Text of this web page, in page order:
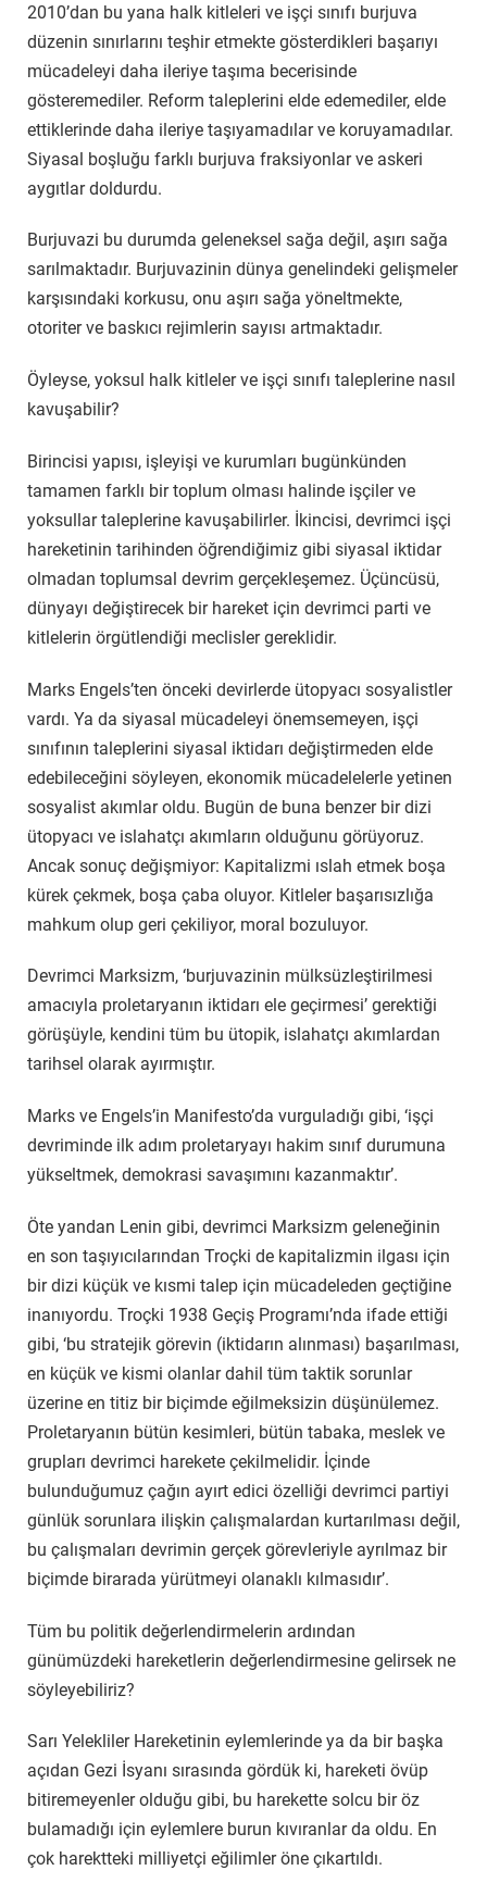
2010’dan bu yana halk kitleleri ve işçi sınıfı burjuva
düzenin sınırlarını teşhir etmekte gösterdikleri başarıyı
mücadeleyi daha ileriye taşıma becerisinde
gösteremediler. Reform taleplerini elde edemediler, elde
ettiklerinde daha ileriye taşıyamadılar ve koruyamadılar.
Siyasal boşluğu farklı burjuva fraksiyonlar ve askeri
aygıtlar doldurdu.
Burjuvazi bu durumda geleneksel sağa değil, aşırı sağa
sarılmaktadır. Burjuvazinin dünya genelindeki gelişmeler
karşısındaki korkusu, onu aşırı sağa yöneltmekte,
otoriter ve baskıcı rejimlerin sayısı artmaktadır.
Öyleyse, yoksul halk kitleler ve işçi sınıfı taleplerine nasıl
kavuşabilir?
Birincisi yapısı, işleyişi ve kurumları bugünkünden
tamamen farklı bir toplum olması halinde işçiler ve
yoksullar taleplerine kavuşabilirler. İkincisi, devrimci işçi
hareketinin tarihinden öğrendiğimiz gibi siyasal iktidar
olmadan toplumsal devrim gerçekleşemez. Üçüncüsü,
dünyayı değiştirecek bir hareket için devrimci parti ve
kitlelerin örgütlendiği meclisler gereklidir.
Marks Engels’ten önceki devirlerde ütopyacı sosyalistler
vardı. Ya da siyasal mücadeleyi önemsemeyen, işçi
sınıfının taleplerini siyasal iktidarı değiştirmeden elde
edebileceğini söyleyen, ekonomik mücadelelerle yetinen
sosyalist akımlar oldu. Bugün de buna benzer bir dizi
ütopyacı ve islahatçı akımların olduğunu görüyoruz.
Ancak sonuç değişmiyor: Kapitalizmi ıslah etmek boşa
kürek çekmek, boşa çaba oluyor. Kitleler başarısızlığa
mahkum olup geri çekiliyor, moral bozuluyor.
Devrimci Marksizm, ‘burjuvazinin mülksüzleştirilmesi
amacıyla proletaryanın iktidarı ele geçirmesi’ gerektiği
görüşüyle, kendini tüm bu ütopik, islahatçı akımlardan
tarihsel olarak ayırmıştır.
Marks ve Engels’in Manifesto’da vurguladığı gibi, ‘işçi
devriminde ilk adım proletaryayı hakim sınıf durumuna
yükseltmek, demokrasi savaşımını kazanmaktır’.
Öte yandan Lenin gibi, devrimci Marksizm geleneğinin
en son taşıyıcılarından Troçki de kapitalizmin ilgası için
bir dizi küçük ve kısmi talep için mücadeleden geçtiğine
inanıyordu. Troçki 1938 Geçiş Programı’nda ifade ettiği
gibi, ‘bu stratejik görevin (iktidarın alınması) başarılması,
en küçük ve kismi olanlar dahil tüm taktik sorunlar
üzerine en titiz bir biçimde eğilmeksizin düşünülemez.
Proletaryanın bütün kesimleri, bütün tabaka, meslek ve
grupları devrimci harekete çekilmelidir. İçinde
bulunduğumuz çağın ayırt edici özelliği devrimci partiyi
günlük sorunlara ilişkin çalışmalardan kurtarılması değil,
bu çalışmaları devrimin gerçek görevleriyle ayrılmaz bir
biçimde birarada yürütmeyi olanaklı kılmasıdır’.
Tüm bu politik değerlendirmelerin ardından
günümüzdeki hareketlerin değerlendirmesine gelirsek ne
söyleyebiliriz?
Sarı Yelekliler Hareketinin eylemlerinde ya da bir başka
açıdan Gezi İsyanı sırasında gördük ki, hareketi övüp
bitiremeyenler olduğu gibi, bu harekette solcu bir öz
bulamadığı için eylemlere burun kıvıranlar da oldu. En
çok harektteki milliyetçi eğilimler öne çıkartıldı.